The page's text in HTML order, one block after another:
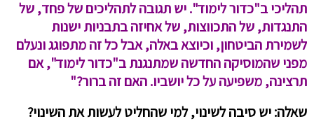
תהליכי ב"כדור לימוד". יש תגובה לתהליכים של פחד, של
התנגדות, של התכווצות, של אחיזה בתבניות ישנות
לשמירת הביטחון, וכיוצא באלה, אבל כל זה מתפוגג ונעלם
מפני שהמוסיקה החדשה שמתנגנת ב"כדור לימוד", אם
תרצינה, משפיעה על כל יושביו. האם זה ברור?"
שאלה: יש סיבה לשינוי, למי שהחליט לעשות את השינוי?